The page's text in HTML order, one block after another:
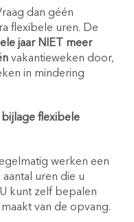
dan géén
flexibele uren. De
jaar NIET meer
vakantieweken door,
in mindering
flexibele
werken een
uren die u
kunt zelf bepalen
van de opvang.
opvang